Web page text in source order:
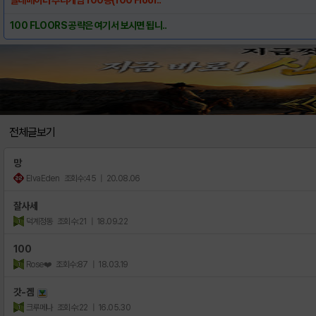
100 FLOORS 공략은 여기서 보시면 됩니..
전체글보기
망
ElvaEden 조회수:45 | 20.08.06
잘사세
덕계정동 조회수:21 | 18.09.22
100
Rose❤️ 조회수:87 | 18.03.19
갓-겜
크루메나 조회수:22 | 16.05.30